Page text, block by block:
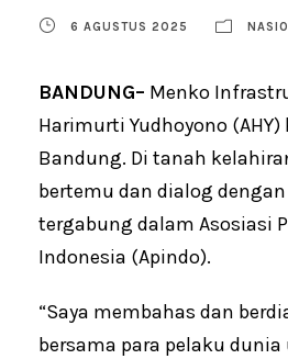
6 AGUSTUS 2025
BANDUNG– Menko
Harimurti Yudhoyono
Bandung. Di tanah
bertemu dan dialog
tergabung dalam Asosiasi
Indonesia (Apindo).
“Saya membahas dan
bersama para pelaku dunia